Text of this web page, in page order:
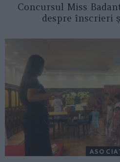
Concursul Miss
despre înscrieri